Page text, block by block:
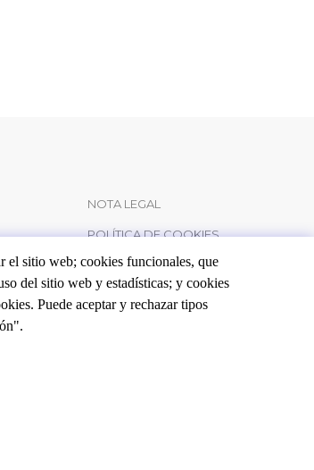
el sitio web; cookies funcionales, que
del sitio web y estadísticas; y cookies
Puede aceptar y rechazar tipos
LEGAL
NOTA LEGAL
POLÍTICA DE COOKIES
TÉRMINOS Y CONDICIONES